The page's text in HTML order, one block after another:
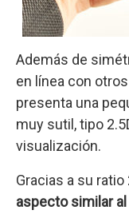
Además de
en línea con
presenta una
muy sutil, tipo
visualización.
Gracias a su ratio
aspecto similar